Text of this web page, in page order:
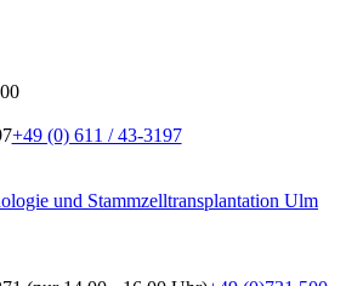
+49 (0) 611 / 43-3197
und Stammzelltransplantation Ulm